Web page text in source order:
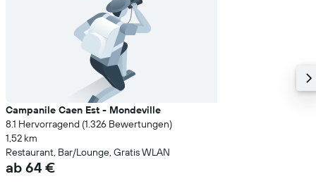
Campanile Caen Est - Mondeville
8.1 Hervorragend (1.326 Bewertungen)
1,52 km
Restaurant, Bar/Lounge, Gratis WLAN
ab 64 €